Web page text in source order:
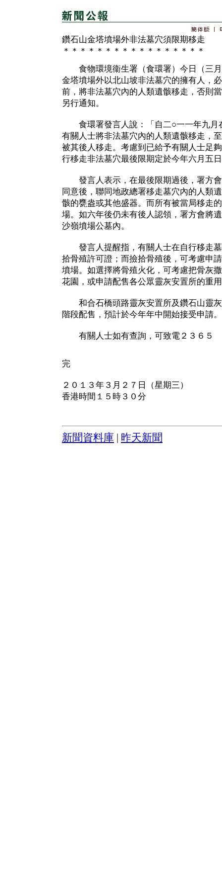
鑽石山金塔墳場外非法墓穴須限期移走
＊＊＊＊＊＊＊＊＊＊＊＊＊＊＊＊＊
食物環境衞生署（食環署）今日（三月
金塔墳場外以北山坡非法墓穴的擁有人，
前，將非法墓穴內的人類遺骸移走，否則
另行通知。
食環署發言人說：「自二○一一年九月
有關人士將非法墓穴內的人類遺骸移走，
被其後人移走。考慮到已給予有關人士足
行移走非法墓穴最後限期定於今年六月五
發言人表示，在最後限期過後，署方會
同意後，聯同地政總署移走墓穴內的人類
骸的甕盎或其他盛器。而所有被當局移走
場。如六年後仍未有後人認領，署方會將
沙嶺墳場公墓內。
發言人提醒指，有關人士在自行移走墓
拾骨殖許可證；而撿拾骨殖後，可考慮申
墳場。如選擇將骨殖火化，可考慮把骨灰
花園，或申請配售各公眾靈灰安置所的重
和合石橋頭路靈灰安置所及鑽石山靈灰
階段配售，預計於今年年中開始接受申請。
有關人士如有查詢，可致電２３６５
完
２０１３年３月２７日（星期三）
香港時間１５時３０分
新聞資料庫 昨天新聞